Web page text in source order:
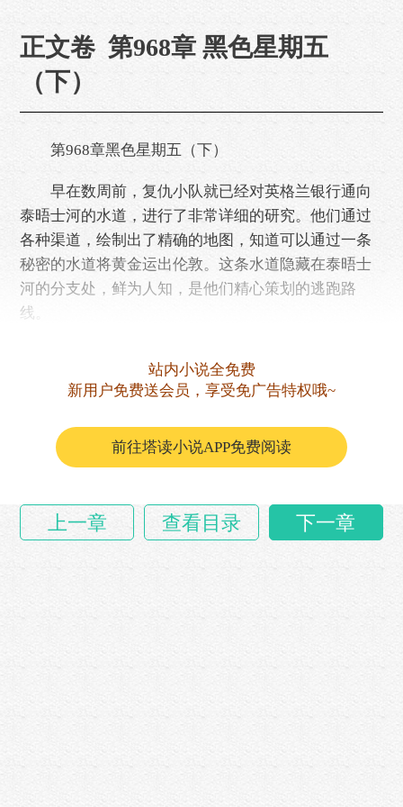
正文卷 第968章 黑色星期五
（下）
第968章黑色星期五（下）
早在数周前，复仇小队就已经对英格兰银行通向
泰晤士河的水道，进行了非常详细的研究。他们通过
各种渠道，绘制出了精确的地图，知道可以通过一条
秘密的水道将黄金运出伦敦。这条水道隐藏在泰晤士
河的分支处，鲜为人知，是他们精心策划的逃跑路
线。
了银行靠近泰晤士河水道的外墙边。身形矫健的他手
站内小说全免费
新用户免费送会员，享受免广告特权哦~
前往塔读小说APP免费阅读
上一章 查看目录 下一章